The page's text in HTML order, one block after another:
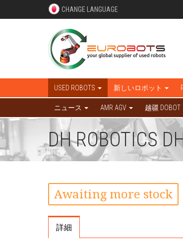
CHANGE LANGUAGE
USED ROBOTS 新しいロボット
ニュース AMR AGV 越疆 DOBOT
DH ROBOTICS
Awaiting more stock
詳細